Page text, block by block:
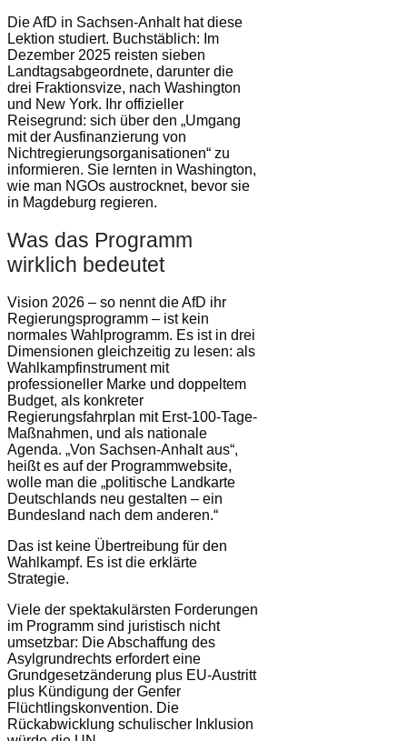
Die AfD in Sachsen-Anhalt hat diese
Lektion studiert. Buchstäblich: Im
Dezember 2025 reisten sieben
Landtagsabgeordnete, darunter die
drei Fraktionsvize, nach Washington
und New York. Ihr offizieller
Reisegrund: sich über den „Umgang
mit der Ausfinanzierung von
Nichtregierungsorganisationen“ zu
informieren. Sie lernten in Washington,
wie man NGOs austrocknet, bevor sie
in Magdeburg regieren.
Was das Programm
wirklich bedeutet
Vision 2026 – so nennt die AfD ihr
Regierungsprogramm – ist kein
normales Wahlprogramm. Es ist in drei
Dimensionen gleichzeitig zu lesen: als
Wahlkampfinstrument mit
professioneller Marke und doppeltem
Budget, als konkreter
Regierungsfahrplan mit Erst-100-Tage-
Maßnahmen, und als nationale
Agenda. „Von Sachsen-Anhalt aus“,
heißt es auf der Programmwebsite,
wolle man die „politische Landkarte
Deutschlands neu gestalten – ein
Bundesland nach dem anderen.“
Das ist keine Übertreibung für den
Wahlkampf. Es ist die erklärte
Strategie.
Viele der spektakulärsten Forderungen
im Programm sind juristisch nicht
umsetzbar: Die Abschaffung des
Asylgrundrechts erfordert eine
Grundgesetzänderung plus EU-Austritt
plus Kündigung der Genfer
Flüchtlingskonvention. Die
Rückabwicklung schulischer Inklusion